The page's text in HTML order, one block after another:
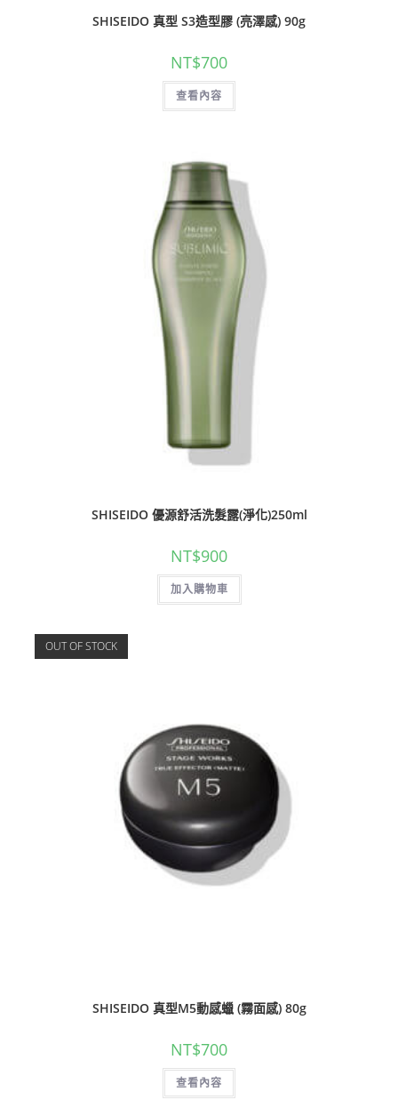
SHISEIDO 真型 S3造型膠 (亮澤感) 90g
NT$700
查看內容
SHISEIDO 優源舒活洗髮露(淨化)250ml
NT$900
加入購物車
OUT OF STOCK
SHISEIDO 真型M5動感蠟 (霧面感) 80g
NT$700
查看內容